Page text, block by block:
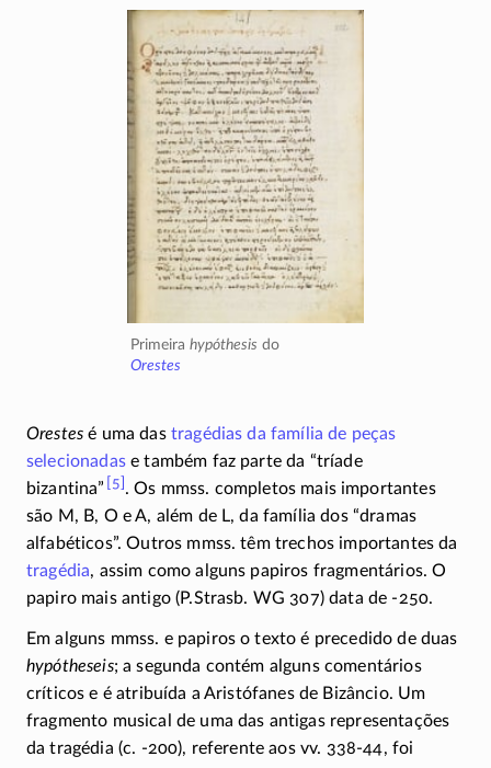
Primeirahypóthesis do
Orestes
Orestesé uma das tragédias da família de peças
selecionadase também faz parte da “tríade
bizantina”
[5] . Os mmss. completos mais importantes
são M, B, O e A, além de L, da família dos “dramas
alfabéticos”. Outros mmss. têm trechos importantes da
tragédia, assim como alguns papiros fragmentários. O
papiro mais antigo (P.Strasb. WG 307) data de -250.
Em alguns mmss. e papiros o texto é precedido de duas
hypótheseis; a segunda contém alguns comentários
críticos e é atribuída a Aristófanes de Bizâncio. Um
fragmento musical de uma das antigas representações
da tragédia (c. -200), referente aos vv. 338-44, foi